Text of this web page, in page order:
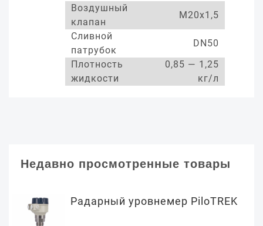
Воздушный
клапан
М20х1,5
Сливной
патрубок
DN50
Плотность
жидкости
0,85 — 1,25
кг/л
Недавно просмотренные товары
Радарный уровнемер PiloTREK